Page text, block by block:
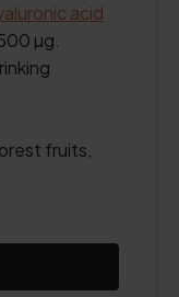
acid
µg.
fruits,